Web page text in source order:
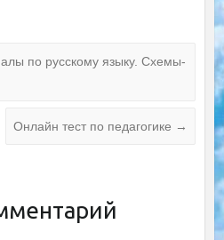
по русскому языку. Схемы-
Онлайн тест по педагогике →